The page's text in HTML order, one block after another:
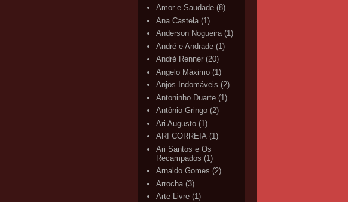
Amor e Saudade (8)
Ana Castela (1)
Anderson Nogueira (1)
André e Andrade (1)
André Renner (20)
Angelo Máximo (1)
Anjos Indomáveis (2)
Antoninho Duarte (1)
Antônio Gringo (2)
Ari Augusto (1)
ARI CORREIA (1)
Ari Santos e Os
Recampados (1)
Arnaldo Gomes (2)
Arrocha (3)
Arte Livre (1)